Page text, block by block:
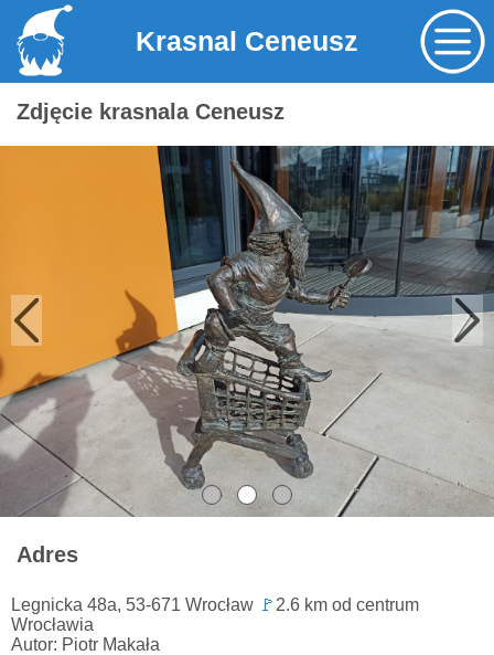
Krasnal Ceneusz
Zdjęcie krasnala Ceneusz
Adres
Legnicka 48a, 53-671 Wrocław 🚩 2.6 km od centrum
Wrocławia
Autor: Piotr Makała